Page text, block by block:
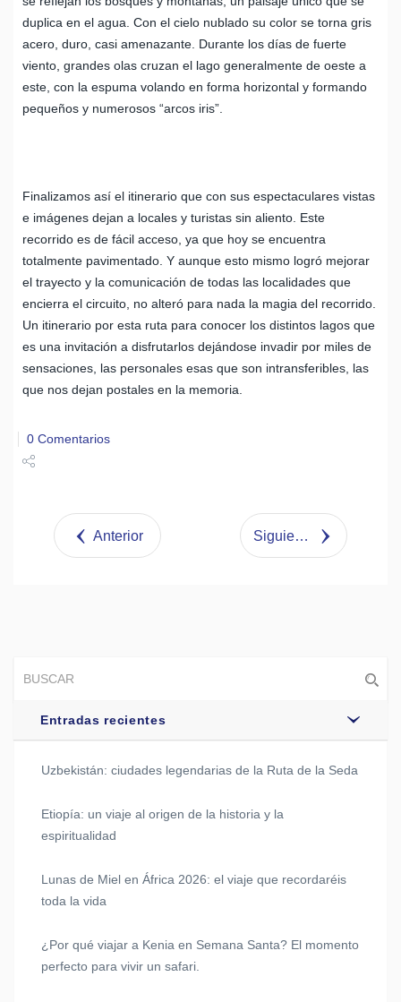
duplica en el agua. Con el cielo nublado su color se torna gris
acero, duro, casi amenazante. Durante los días de fuerte
viento, grandes olas cruzan el lago generalmente de oeste a
este, con la espuma volando en forma horizontal y formando
pequeños y numerosos “arcos iris”.
Finalizamos así el itinerario que con sus espectaculares vistas
e imágenes dejan a locales y turistas sin aliento. Este
recorrido es de fácil acceso, ya que hoy se encuentra
totalmente pavimentado. Y aunque esto mismo logró mejorar
el trayecto y la comunicación de todas las localidades que
encierra el circuito, no alteró para nada la magia del recorrido.
Un itinerario por esta ruta para conocer los distintos lagos que
es una invitación a disfrutarlos dejándose invadir por miles de
sensaciones, las personales esas que son intransferibles, las
que nos dejan postales en la memoria.
0 Comentarios
Tweet
Anterior Siguiente
Entradas recientes
Uzbekistán: ciudades legendarias de la Ruta de la Seda
Etiopía: un viaje al origen de la historia y la
espiritualidad
Lunas de Miel en África 2026: el viaje que recordaréis
toda la vida
¿Por qué viajar a Kenia en Semana Santa? El momento
perfecto para vivir un safari.